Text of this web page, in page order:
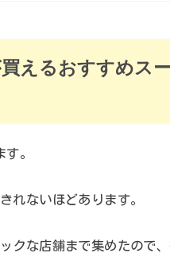
えるおすすめス
。
れないほどあります。
クな店舗まで集めたので